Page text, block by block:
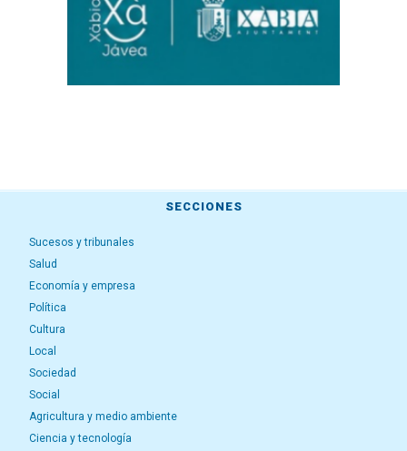
SECCIONES
Sucesos y tribunales
Salud
Economía y empresa
Política
Cultura
Local
Sociedad
Social
Agricultura y medio ambiente
Ciencia y tecnología